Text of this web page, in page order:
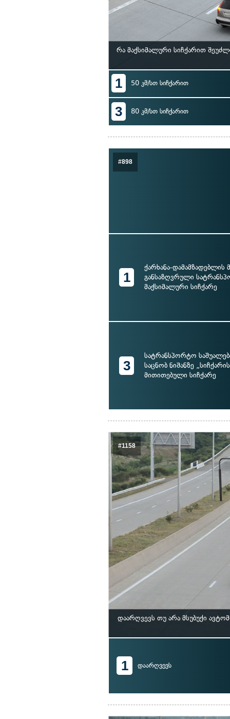
რა მაქსიმალური სიჩქარით
1 50 კმ/სთ სიჩქარით
3 80 კმ/სთ სიჩქარით
#898
1
ქარხანა-დამამზადებლის
განსაზღვრული
მაქსიმალური სიჩქარე
3
სატრანსპორტო
საცნობ ნიშანზე
მითითებული სიჩქარე
#1158
დაარღვევს თუ არა მსუბუქი
1 დაარღვევს